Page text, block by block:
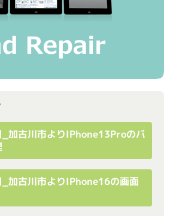
加古川市よりiPhone13Proのバ
加古川市よりiPhone16の画面